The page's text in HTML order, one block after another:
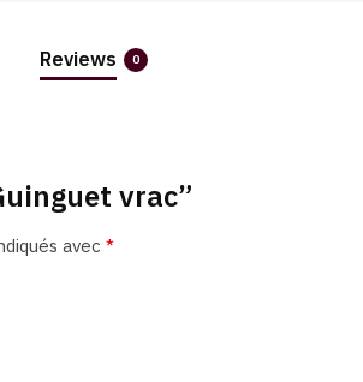
Reviews 0
vrac”
avec*